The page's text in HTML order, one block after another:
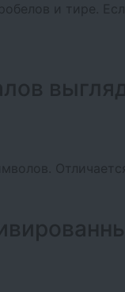
и тире.